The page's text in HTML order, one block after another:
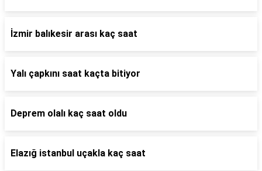
İzmir balıkesir arası kaç saat
Yalı çapkını saat kaçta bitiyor
Deprem olalı kaç saat oldu
Elazığ istanbul uçakla kaç saat